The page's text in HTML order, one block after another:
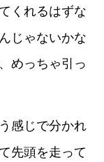
くれるはずな
じゃないかな
めっちゃ引っ
感じで分かれ
先頭を走って